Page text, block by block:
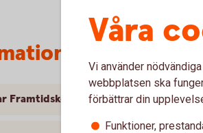
om
Framtidskontot
Våra
Vi använder
webbplatsen ska
förbättrar din
Funktioner,